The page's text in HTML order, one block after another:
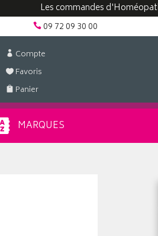
Les commandes d'Homéopathie
09 72 09 30 00
Compte
Favoris
Panier
MARQUES